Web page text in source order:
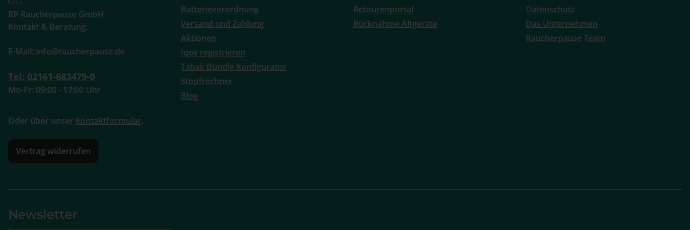
RP Raucherpause GmbH
Kontakt & Beratung:
E-Mail: info@raucherpause.de
Tel: 02161-683479-0
Mo-Fr: 09:00 - 17:00 Uhr
Oder über unser Kontaktformular.
Vertrag widerrufen
Batterieverordnung
Versand und Zahlung
Aktionen
Iqos registrieren
Tabak Bundle Konfigurator
Stopfrechner
Blog
Retourenportal
Rücknahme Altgeräte
Datenschutz
Das Unternehmen
Raucherpause Team
Newsletter